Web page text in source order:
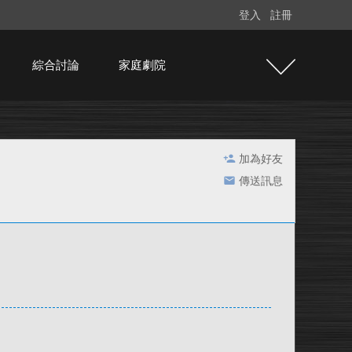
登入 註冊
綜合討論 家庭劇院
加為好友
傳送訊息